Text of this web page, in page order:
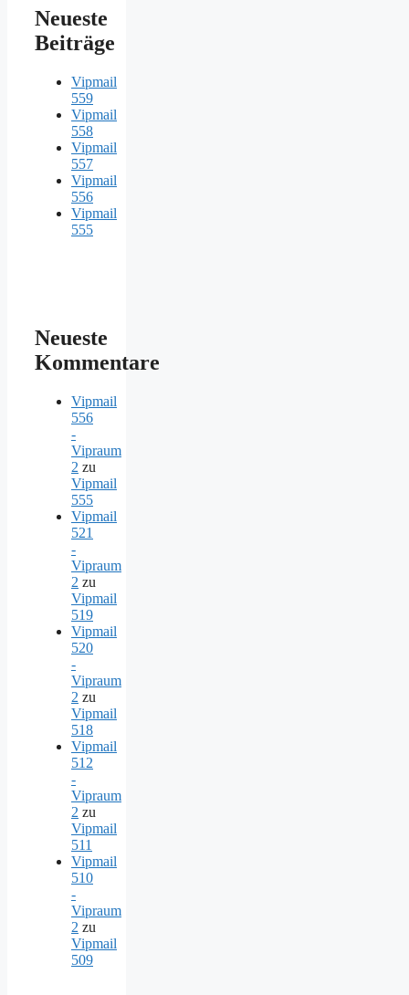
Neueste
Beiträge
Vipmail
559
Vipmail
558
Vipmail
557
Vipmail
556
Vipmail
555
Neueste
Kommentare
Vipmail
556
-
Vipraum
2 zu
Vipmail
555
Vipmail
521
-
Vipraum
2 zu
Vipmail
519
Vipmail
520
-
Vipraum
2 zu
Vipmail
518
Vipmail
512
-
Vipraum
2 zu
Vipmail
511
Vipmail
510
-
Vipraum
2 zu
Vipmail
509